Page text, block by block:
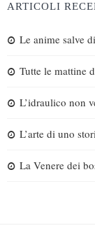
ARTICOLI
Le anime salve
Tutte le mattine
L’idraulico non
L’arte di uno
La Venere dei